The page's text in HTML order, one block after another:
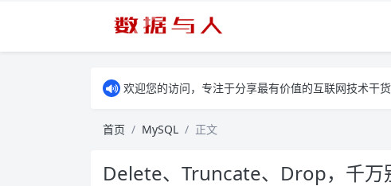
欢迎您的访问，专注于分享最有价值的互联网技术干货
首页 MySQL 正文
Delete、Truncate、Drop，千万